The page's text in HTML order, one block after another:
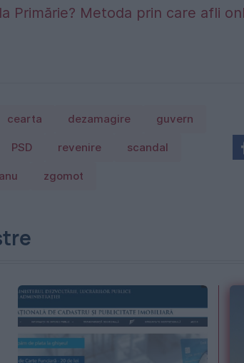
Primărie? Metoda prin care afli
cearta dezamagire guvern
PSD revenire scandal
zgomot